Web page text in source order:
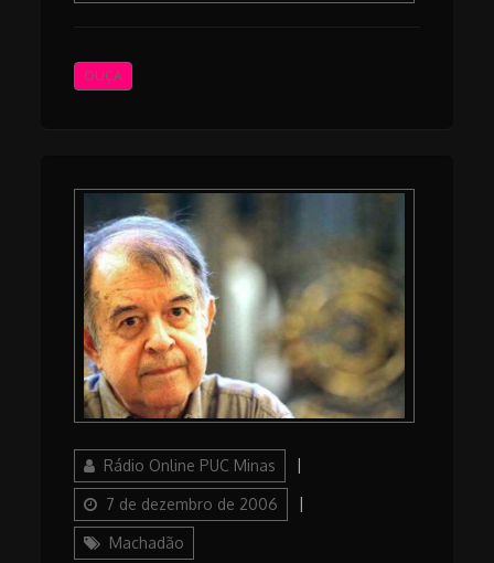
OUÇA
AuthorRádio Online PUC Minas
7 de dezembro de 2006
Machadão